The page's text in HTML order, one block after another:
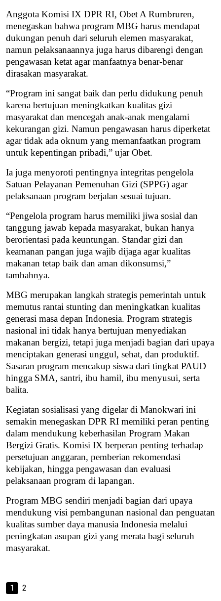
Anggota Komisi IX DPR RI, Obet A Rumbruren,
menegaskan bahwa program MBG harus mendapat
dukungan penuh dari seluruh elemen masyarakat,
namun pelaksanaannya juga harus dibarengi dengan
pengawasan ketat agar manfaatnya benar-benar
dirasakan masyarakat.
“Program ini sangat baik dan perlu didukung penuh
karena bertujuan meningkatkan kualitas gizi
masyarakat dan mencegah anak-anak mengalami
kekurangan gizi. Namun pengawasan harus diperketat
agar tidak ada oknum yang memanfaatkan program
untuk kepentingan pribadi,” ujar Obet.
Ia juga menyoroti pentingnya integritas pengelola
Satuan Pelayanan Pemenuhan Gizi (SPPG) agar
pelaksanaan program berjalan sesuai tujuan.
“Pengelola program harus memiliki jiwa sosial dan
tanggung jawab kepada masyarakat, bukan hanya
berorientasi pada keuntungan. Standar gizi dan
keamanan pangan juga wajib dijaga agar kualitas
makanan tetap baik dan aman dikonsumsi,”
tambahnya.
MBG merupakan langkah strategis pemerintah untuk
memutus rantai stunting dan meningkatkan kualitas
generasi masa depan Indonesia. Program strategis
nasional ini tidak hanya bertujuan menyediakan
makanan bergizi, tetapi juga menjadi bagian dari upaya
menciptakan generasi unggul, sehat, dan produktif.
Sasaran program mencakup siswa dari tingkat PAUD
hingga SMA, santri, ibu hamil, ibu menyusui, serta
balita.
Kegiatan sosialisasi yang digelar di Manokwari ini
semakin menegaskan DPR RI memiliki peran penting
dalam mendukung keberhasilan Program Makan
Bergizi Gratis. Komisi IX berperan penting terhadap
persetujuan anggaran, pemberian rekomendasi
kebijakan, hingga pengawasan dan evaluasi
pelaksanaan program di lapangan.
Program MBG sendiri menjadi bagian dari upaya
mendukung visi pembangunan nasional dan penguatan
kualitas sumber daya manusia Indonesia melalui
peningkatan asupan gizi yang merata bagi seluruh
masyarakat.
1 2